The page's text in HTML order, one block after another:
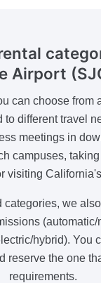
Airport
can choose from
to different travel
meetings in
campuses,
visiting
categories, we
(automatic/
hybrid). You
reserve the one
requirements.